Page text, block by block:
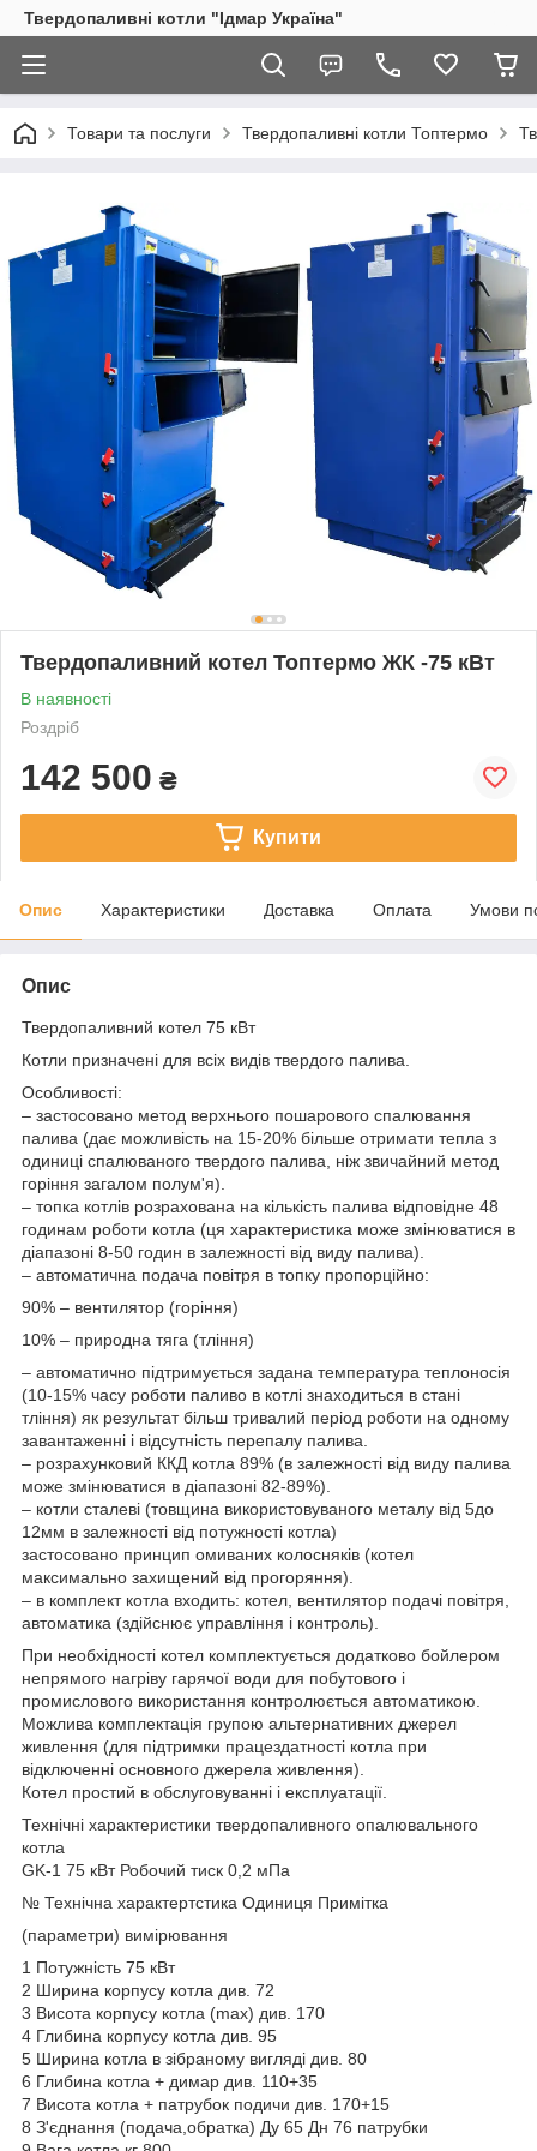
Твердопаливні котли "Ідмар Україна"
Товари та послуги Твердопаливні котли Топтермо
Твердопаливний котел Топтермо ЖК -75 кВт
В наявності
Роздріб
142 500 ₴
Купити
Опис Характеристики Доставка Оплата Умови
Опис
Твердопаливний котел 75 кВт
Котли призначені для всіх видів твердого палива.
Особливості:
– застосовано метод верхнього пошарового спалювання
палива (дає можливість на 15-20% більше отримати тепла з
одиниці спалюваного твердого палива, ніж звичайний метод
горіння загалом полум'я).
– топка котлів розрахована на кількість палива відповідне 48
годинам роботи котла (ця характеристика може змінюватися в
діапазоні 8-50 годин в залежності від виду палива).
– автоматична подача повітря в топку пропорційно:
90% – вентилятор (горіння)
10% – природна тяга (тління)
– автоматично підтримується задана температура теплоносія
(10-15% часу роботи паливо в котлі знаходиться в стані
тління) як результат більш тривалий період роботи на одному
завантаженні і відсутність перепалу палива.
– розрахунковий ККД котла 89% (в залежності від виду палива
може змінюватися в діапазоні 82-89%).
– котли сталеві (товщина використовуваного металу від 5до
12мм в залежності від потужності котла)
застосовано принцип омиваних колосняків (котел
максимально захищений від прогоряння).
– в комплект котла входить: котел, вентилятор подачі повітря,
автоматика (здійснює управління і контроль).
При необхідності котел комплектується додатково бойлером
непрямого нагріву гарячої води для побутового і
промислового використання контролюється автоматикою.
Можлива комплектація групою альтернативних джерел
живлення (для підтримки працездатності котла при
відключенні основного джерела живлення).
Котел простий в обслуговуванні і експлуатації.
Технічні характеристики твердопаливного опалювального
котла
GK-1 75 кВт Робочий тиск 0,2 мПа
№ Технічна характертстика Одиниця Примітка
(параметри) вимірювання
1 Потужність 75 кВт
2 Ширина корпусу котла див. 72
3 Висота корпусу котла (max) див. 170
4 Глибина корпусу котла див. 95
5 Ширина котла в зібраному вигляді див. 80
6 Глибина котла + димар див. 110+35
7 Висота котла + патрубок подичи див. 170+15
8 З'єднання (подача,обратка) Ду 65 Дн 76 патрубки